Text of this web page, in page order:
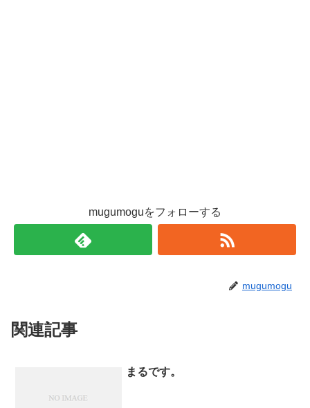
mugumoguをフォローする
mugumogu
関連記事
まるです。